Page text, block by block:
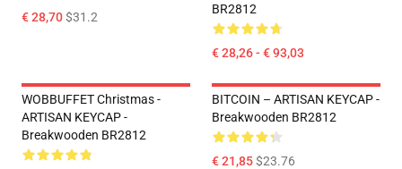
€ 28,70$31.2
BR2812
€ 28,26 - € 93,03
WOBBUFFET Christmas -
ARTISAN KEYCAP -
Breakwooden BR2812
BITCOIN – ARTISAN KEYCAP -
Breakwooden BR2812
€ 21,85$23.76